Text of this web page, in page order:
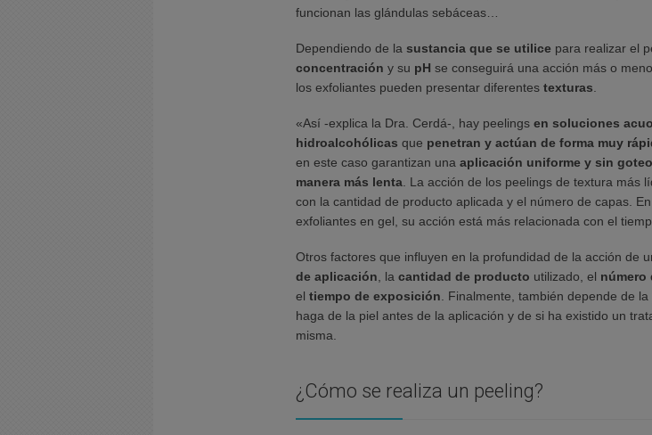
funcionan las glándulas sebáceas…
Dependiendo de la sustancia que se utilice para realizar el
concentración y su pH se conseguirá una acción más o
los exfoliantes pueden presentar diferentes texturas
«Así -explica la Dra. Cerdá-, hay peelings en soluciones
hidroalcohólicas que penetran y actúan de forma muy
en este caso garantizan una aplicación uniforme y sin
manera más lenta . La acción de los peelings de textura más
con la cantidad de producto aplicada y el número de capas.
exfoliantes en gel, su acción está más relacionada con el
Otros factores que influyen en la profundidad de la acción de
de aplicación , la cantidad de producto utilizado, el número
el tiempo de exposición . Finalmente, también depende de
haga de la piel antes de la aplicación y de si ha existido un
misma.
¿Cómo se realiza un peeling?